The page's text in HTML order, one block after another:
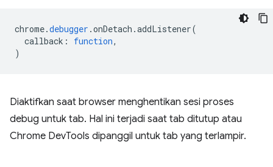
chrome.debugger .onDetach .addListener(
callback : function,
)
Diaktifkan saat browser menghentikan sesi proses
debug untuk tab. Hal ini terjadi saat tab ditutup atau
Chrome DevTools dipanggil untuk tab yang terlampir.